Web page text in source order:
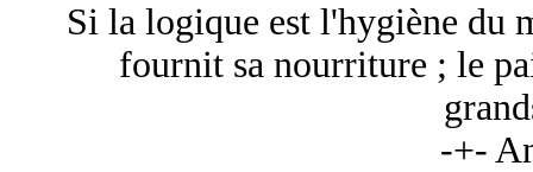
Si la logique est l'hygiène du
fournit sa nourriture ; le
-+-